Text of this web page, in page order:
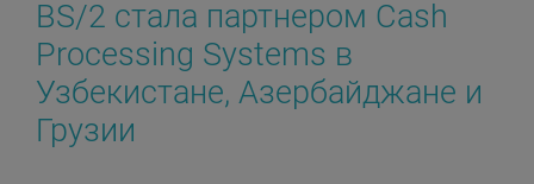
BS/2 стала партнером Cash
Processing Systems в
Узбекистане, Азербайджане и
Грузии